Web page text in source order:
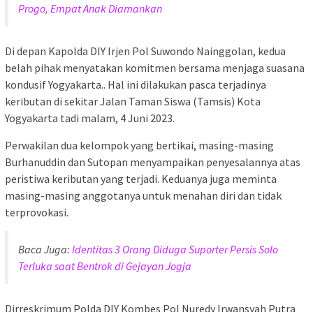
Progo, Empat Anak Diamankan
Di depan Kapolda DIY Irjen Pol Suwondo Nainggolan, kedua
belah pihak menyatakan komitmen bersama menjaga suasana
kondusif Yogyakarta.. Hal ini dilakukan pasca terjadinya
keributan di sekitar Jalan Taman Siswa (Tamsis) Kota
Yogyakarta tadi malam, 4 Juni 2023.
Perwakilan dua kelompok yang bertikai, masing-masing
Burhanuddin dan Sutopan menyampaikan penyesalannya atas
peristiwa keributan yang terjadi. Keduanya juga meminta
masing-masing anggotanya untuk menahan diri dan tidak
terprovokasi.
Baca Juga: Identitas 3 Orang Diduga Suporter Persis Solo
Terluka saat Bentrok di Gejayan Jogja
Dirreskrimum Polda DIY Kombes Pol Nuredy Irwansyah Putra